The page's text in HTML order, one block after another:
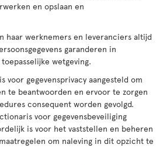
en opslaan en
haar werknemers en leveranciers altijd
garanderen in
wetgeving.
voor gegevensprivacy aangesteld om
te beantwoorden en ervoor te zorgen
consequent worden gevolgd.
voor gegevensbeveiliging
is voor het vaststellen en beheren
om naleving in dit opzicht te